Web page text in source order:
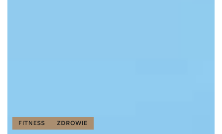
FITNESS ZDROWIE